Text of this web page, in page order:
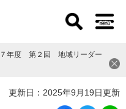
年度 第２回 地域リーダー
更新日：2025年9月19日更新